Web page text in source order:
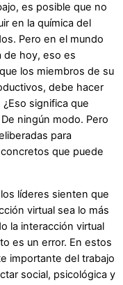
es posible que no
en la química del
Pero en el mundo
de hoy, eso es
los miembros de su
debe hacer
significa que
ningún modo. Pero
para
que puede
líderes sienten que
virtual sea lo más
la interacción virtual
es un error. En estos
importante del trabajo
social, psicológica y